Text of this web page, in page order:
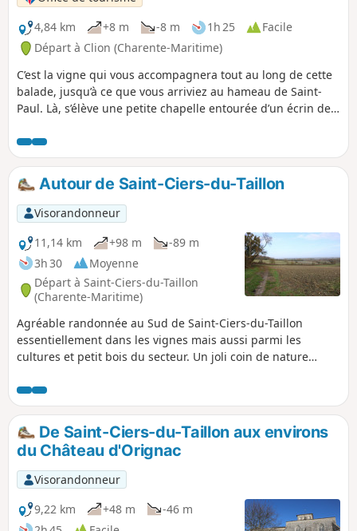
4,84 km
+8 m -8 m 1h 25
Facile
Départ à Clion (Charente-Maritime)
C’est la vigne qui vous accompagnera tout au long de cette
balade, jusqu’à ce que vous arriviez au hameau de Saint-
Paul. Là, s’élève une petite chapelle entourée d’un écrin de
soigneusement agrémentées de fleurs. Puis vous repartirez
à travers vignes et champs le long de la voie ferrée pour
rejoindre Clion où une étape s’impose au presbytère qui
accueille le musée artisanal et rural de Clion.
Autour de Saint-Ciers-du-Taillon
Visorandonneur
11,14 km
+98 m
-89 m
3h 30
Moyenne
Départ à Saint-Ciers-du-Taillon
(Charente-Maritime)
Agréable randonnée au Sud de Saint-Ciers-du-Taillon
essentiellement dans les vignes mais aussi parmi les
cultures et petit bois du secteur. Un joli coin de nature
l'église de Saint-Ciers-du-Taillon, deux moulins et au fil du
parcours le patrimoine bâti local.
De Saint-Ciers-du-Taillon aux environs
du Château d'Orignac
Visorandonneur
9,22 km
+48 m
-46 m